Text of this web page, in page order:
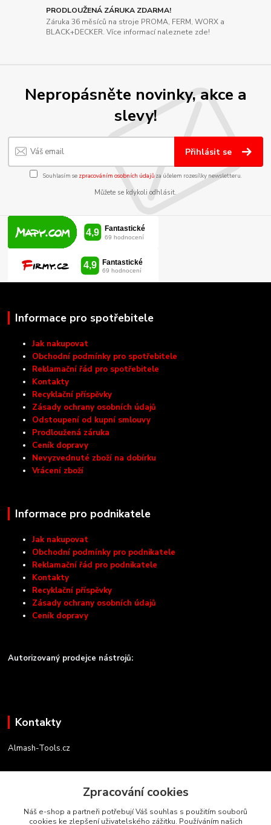
PRODLOUŽENÁ ZÁRUKA ZDARMA!
Záruka 36 měsíců na stroje PROMA, FERM, WORX a
BLACK+DECKER. Více informací naleznete zde!
Nepropásněte novinky, akce a
slevy!
Přihlásit se
Souhlasím se zpracováním osobních údajůza účelem rozesílky newsletteru.
Můžete se kdykoli odhlásit.
Informace pro spotřebitele
Jak nakupovat
Obchodní podmínky pro spotřebitele
Reklamační řád pro spotřebitele
Kontakty
Recyklační příspěvky
Zásady ochrany osobních údajů
Odstoupení od kupní smlouvy
Prodloužená záruka
Ceník dopravy
Nevyzvednuté zboží na dobírku
Vrácení zboží
Informace pro podnikatele
Jak nakupovat
Obchodní podmínky pro podnikatele
Reklamační řád pro podnikatele
Kontakty
Recyklační příspěvky
Zásady ochrany osobních údajů
Ceník dopravy
Autorizovaný prodejce nástrojů:
Kontakty
Almash-Tools.cz
Aleš Kolář
+420 603 145 054Zpracování cookies
Náš e-shop a partneři potřebují Váš souhlas s použitím souborů
cookies ke zlepšení uživatelského zážitku. Používáním našich